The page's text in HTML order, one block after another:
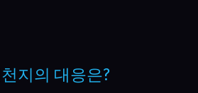
지의 대응은?